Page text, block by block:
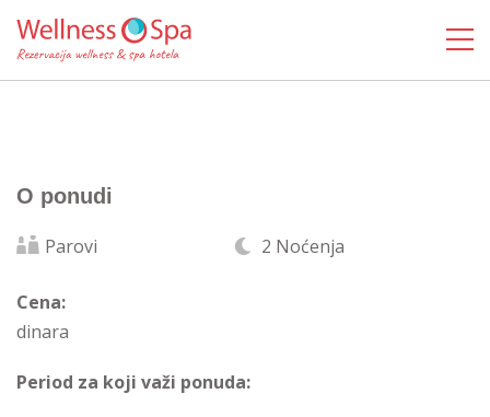
O ponudi
Parovi 2 Noćenja
Cena:
dinara
Period za koji važi ponuda: